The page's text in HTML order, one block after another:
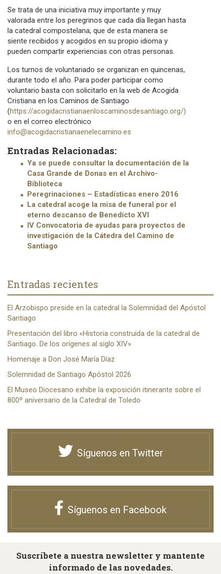
Se trata de una iniciativa muy importante y muy
valorada entre los peregrinos que cada día llegan hasta
la catedral compostelana, que de esta manera se
siente recibidos y acogidos en su propio idioma y
pueden compartir experiencias con otras personas.
Los turnos de voluntariado se organizan en quincenas,
durante todo el año. Para poder participar como
voluntario basta con solicitarlo en la web de Acogida
Cristiana en los Caminos de Santiago
(https://acogidacristianaenloscaminosdesantiago.org/)
o en el correo electrónico
info@acogidacristianaenelecamino.es
Entradas Relacionadas:
Ya se puede consultar la documentación de la
Casa Grande de Donas en el Archivo-
Biblioteca
Peregrinaciones – Estadísticas enero 2016
La catedral acoge la misa de funeral por el
eterno descanso de Benedicto XVI
IV Convocatoria de ayudas para proyectos de
investigación de la Cátedra del Camino de
Santiago
Entradas recientes
El Arzobispo preside en la catedral la Solemnidad del Apóstol
Santiago
Presentación del libro «Historia construida de la catedral de
Santiago. De los orígenes al siglo XIV»
Homenaje a Don José María Díaz
Solemnidad de Santiago Apóstol 2026
El Museo Diocesano exhibe la exposición itinerante sobre el
800º aniversario de la Catedral de Toledo
Síguenos en Twitter
Síguenos en Facebook
Suscríbete a nuestra newsletter y mantente
informado de las novedades.